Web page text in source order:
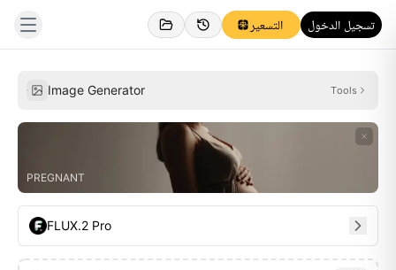
التسعير تسجيل الدخول
Image Generator Tools
PREGNANT
FLUX.2 Pro